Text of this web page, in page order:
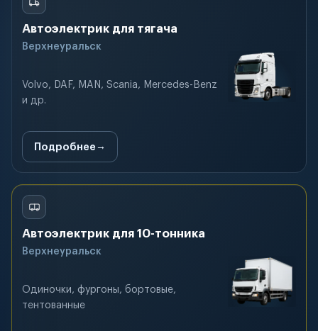
Автоэлектрик для тягача
Верхнеуральск
Volvo, DAF, MAN, Scania, Mercedes-Benz
и др.
Подробнее
Автоэлектрик для 10-тонника
Верхнеуральск
Одиночки, фургоны, бортовые,
тентованные